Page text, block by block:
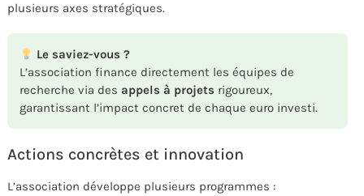
plusieurs axes stratégiques.
Le saviez-vous ?
L’association finance directement les équipes de
recherche via des appels à projets rigoureux,
garantissant l’impact concret de chaque euro investi.
Actions concrètes et innovation
L’association développe plusieurs programmes :